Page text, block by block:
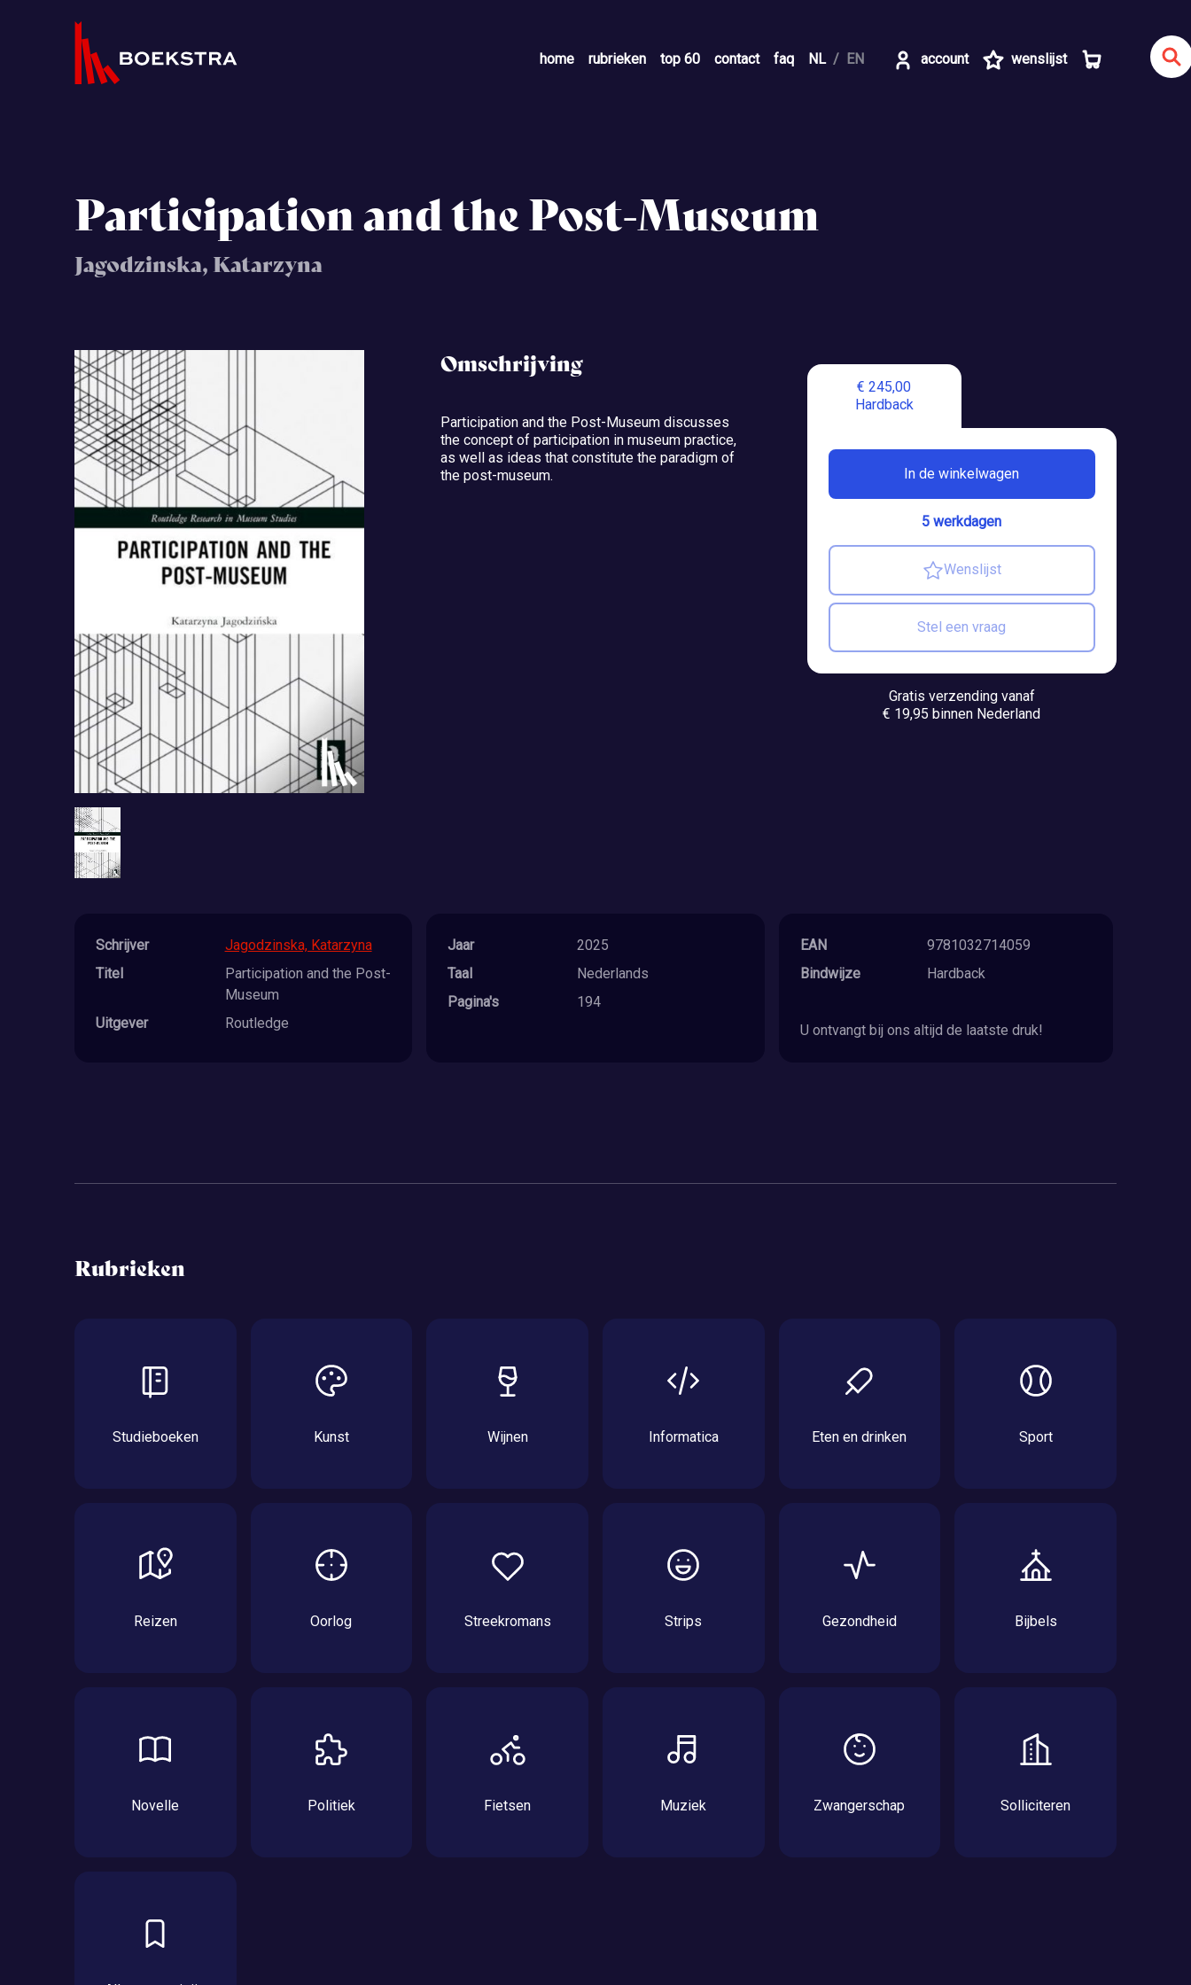
home rubrieken top 60 contact faq NL EN account wenslijst
Participation and the Post-Museum
Jagodzinska, Katarzyna
Omschrijving
Participation and the Post-Museum discusses
the concept of participation in museum practice,
as well as ideas that constitute the paradigm of
the post-museum.
€ 245,00
Hardback
In de winkelwagen
5 werkdagen
Wenslijst
Stel een vraag
Gratis verzending vanaf
€ 19,95 binnen Nederland
Schrijver
Jagodzinska, Katarzyna
Titel
Participation and the Post-
Museum
Uitgever
Routledge
Jaar
2025
Taal
Nederlands
Pagina's
194
EAN
9781032714059
Bindwijze
Hardback
U ontvangt bij ons altijd de laatste druk!
Rubrieken
Studieboeken Kunst Wijnen Informatica Eten en drinken Sport
Reizen Oorlog Streekromans Strips Gezondheid Bijbels
Novelle Politiek Fietsen Muziek Zwangerschap Solliciteren